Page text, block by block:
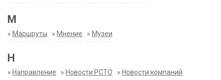
М
» Маршруты » Мнение » Музеи
Н
» Направление » Новости РСТО » Новости компаний